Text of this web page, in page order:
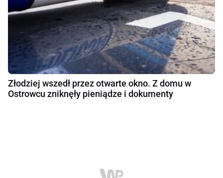
Złodziej wszedł przez otwarte okno. Z domu w
Ostrowcu zniknęły pieniądze i dokumenty